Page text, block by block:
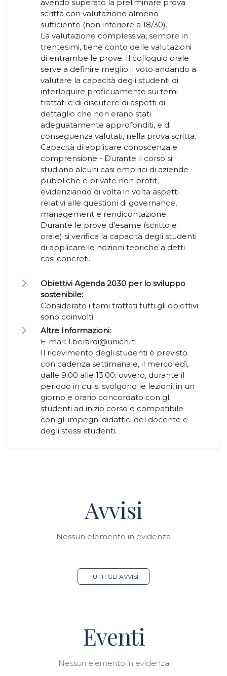
avendo superato la preliminare prova
scritta con valutazione almeno
sufficiente (non inferiore a 18/30).
La valutazione complessiva, sempre in
trentesimi, tiene conto delle valutazioni
di entrambe le prove. Il colloquio orale
serve a definire meglio il voto andando a
valutare la capacità degli studenti di
interloquire proficuamente sui temi
trattati e di discutere di aspetti di
dettaglio che non erano stati
adeguatamente approfonditi, e di
conseguenza valutati, nella prova scritta.
Capacità di applicare conoscenza e
comprensione - Durante il corso si
studiano alcuni casi empirici di aziende
pubbliche e private non profit,
evidenziando di volta in volta aspetti
relativi alle questioni di governance,
management e rendicontazione.
Durante le prove d’esame (scritto e
orale) si verifica la capacità degli studenti
di applicare le nozioni teoriche a detti
casi concreti.
Obiettivi Agenda 2030 per lo sviluppo
sostenibile:
Considerato i temi trattati tutti gli obiettivi
sono coinvolti.
Altre Informazioni:
E-mail: l.berardi@unich.it
Il ricevimento degli studenti è previsto
con cadenza settimanale, il mercoledì,
dalle 9.00 alle 13.00; ovvero, durante il
periodo in cui si svolgono le lezioni, in un
giorno e orario concordato con gli
studenti ad inizio corso e compatibile
con gli impegni didattici del docente e
degli stessi studenti.
Avvisi
Nessun elemento in evidenza
TUTTI GLI AVVISI
Eventi
Nessun elemento in evidenza